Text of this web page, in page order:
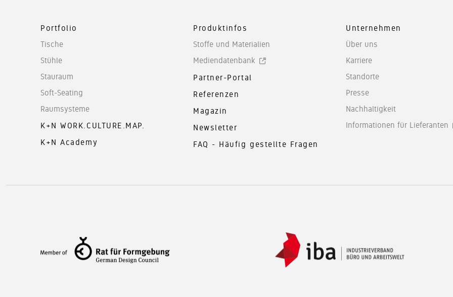
Portfolio
Tische
Stühle
Stauraum
Soft-Seating
Raumsysteme
K+N WORK.CULTURE.MAP.
K+N Academy
Produktinfos
Stoffe und Materialien
Mediendatenbank
Partner-Portal
Referenzen
Magazin
Newsletter
FAQ - Häufig gestellte Fragen
Unternehmen
Über uns
Karriere
Standorte
Presse
Nachhaltigkeit
Informationen für Lieferanten